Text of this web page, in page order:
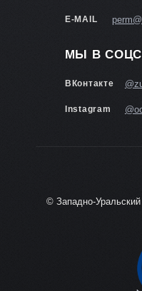
E-MAIL
МЫ В
ВКонтакте
Instagram
© Западно-